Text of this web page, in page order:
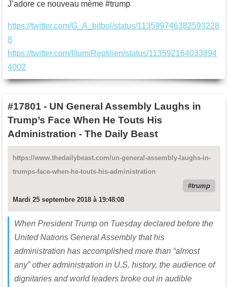
J’adore ce nouveau mème #trump
https://twitter.com/G_A_bitbol/status/113599746382593228
8
https://twitter.com/IllumiReptilien/status/113592164033894
4002
#17801 - UN General Assembly Laughs in
Trump’s Face When He Touts His
Administration - The Daily Beast
https://www.thedailybeast.com/un-general-assembly-laughs-in-
trumps-face-when-he-touts-his-administration
trump
Mardi 25 septembre 2018 à 19:48:08
When President Trump on Tuesday declared before the
United Nations General Assembly that his
administration has accomplished more than “almost
any” other administration in U.S. history, the audience of
dignitaries and world leaders broke out in audible